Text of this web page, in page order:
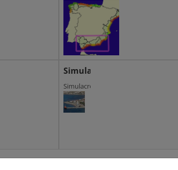
Simulacros
Simulacros